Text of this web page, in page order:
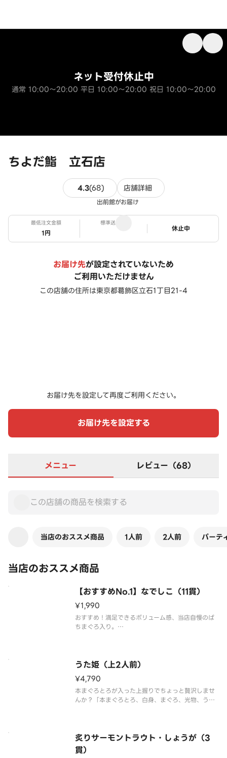
ちよだ鮨 立石店
ネット受付休止中
通常 10:00～20:00 平日 10:00～20:00 祝日 10:00～20:00
4.3(68)68件のレビュー
店舗詳細
出前館がお届け
最低注文金額
1円
標準送料
ステータス
休止中
お届け先が設定されていないため
ご利用いただけません
この店舗の住所は東京都葛飾区立石1丁目21-4
お届け先を設定して再度ご利用ください。
お届け先を設定する
メニュー レビュー（68）
当店のおススメ商品 1人前 2人前 パーテ
当店のおススメ商品
【おすすめNo.1】なでしこ（11貫）
¥1,990
おすすめ！満足できるボリューム感、当店自慢のば
ちまぐろ入り。
びをご利用ください。
※食材の
うた姫（上2人前）
¥4,790
本まぐろとろが入った上握りでちょっと贅沢しませ
んか？「本まぐろとろ、白身、まぐろ、光物、う
り、一部のネタが変更になる場合
炙りサーモントラウト・しょうが（3
貫）